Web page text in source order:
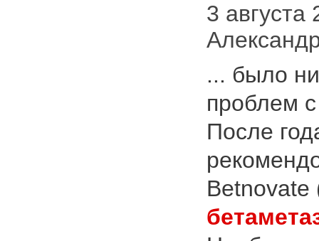
3 августа
... было
проблем
После
Betnovate